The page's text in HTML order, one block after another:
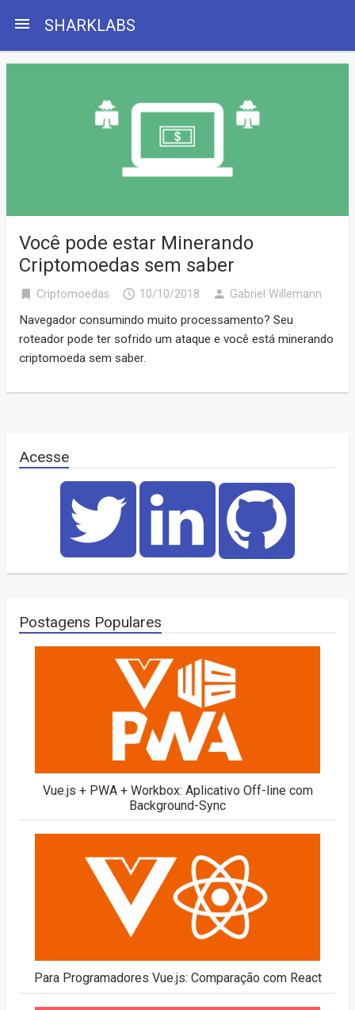
menu SHARKLABS
Você pode estar Minerando
Criptomoedas sem saber
bookmark Criptomoedas access_time 10/10/2018 person Gabriel Willemann
Navegador consumindo muito processamento? Seu
roteador pode ter sofrido um ataque e você está minerando
criptomoeda sem saber.
Acesse
Postagens Populares
Vue.js + PWA + Workbox: Aplicativo Off-line com
Background-Sync
Para Programadores Vue.js: Comparação com React